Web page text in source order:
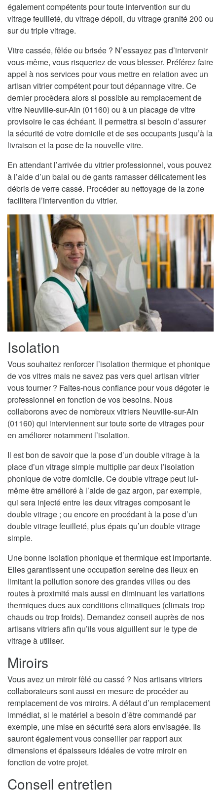
également compétents pour toute intervention sur du
vitrage feuilleté, du vitrage dépoli, du vitrage granité 200 ou
sur du triple vitrage.
Vitre cassée, fêlée ou brisée ? N’essayez pas d’intervenir
vous-même, vous risqueriez de vous blesser. Préférez faire
appel à nos services pour vous mettre en relation avec un
artisan vitrier compétent pour tout dépannage vitre. Ce
dernier procèdera alors si possible au remplacement de
vitre Neuville-sur-Ain (01160) ou à un placage de vitre
provisoire le cas échéant. Il permettra si besoin d’assurer
la sécurité de votre domicile et de ses occupants jusqu’à la
livraison et la pose de la nouvelle vitre.
En attendant l’arrivée du vitrier professionnel, vous pouvez
à l’aide d’un balai ou de gants ramasser délicatement les
débris de verre cassé. Procéder au nettoyage de la zone
facilitera l’intervention du vitrier.
Isolation
Vous souhaitez renforcer l’isolation thermique et phonique
de vos vitres mais ne savez pas vers quel artisan vitrier
vous tourner ? Faites-nous confiance pour vous dégoter le
professionnel en fonction de vos besoins. Nous
collaborons avec de nombreux vitriers Neuville-sur-Ain
(01160) qui interviennent sur toute sorte de vitrages pour
en améliorer notamment l’isolation.
Il est bon de savoir que la pose d’un double vitrage à la
place d’un vitrage simple multiplie par deux l’isolation
phonique de votre domicile. Ce double vitrage peut lui-
même être amélioré à l’aide de gaz argon, par exemple,
qui sera injecté entre les deux vitrages composant le
double vitrage ; ou encore en procédant à la pose d’un
double vitrage feuilleté, plus épais qu’un double vitrage
simple.
Une bonne isolation phonique et thermique est importante.
Elles garantissent une occupation sereine des lieux en
limitant la pollution sonore des grandes villes ou des
routes à proximité mais aussi en diminuant les variations
thermiques dues aux conditions climatiques (climats trop
chauds ou trop froids). Demandez conseil auprès de nos
artisans vitriers afin qu’ils vous aiguillent sur le type de
vitrage à utiliser.
Miroirs
Vous avez un miroir fêlé ou cassé ? Nos artisans vitriers
collaborateurs sont aussi en mesure de procéder au
remplacement de vos miroirs. A défaut d’un remplacement
immédiat, si le matériel a besoin d’être commandé par
exemple, une mise en sécurité sera alors envisagée. Ils
sauront également vous conseiller par rapport aux
dimensions et épaisseurs idéales de votre miroir en
fonction de votre projet.
Conseil entretien